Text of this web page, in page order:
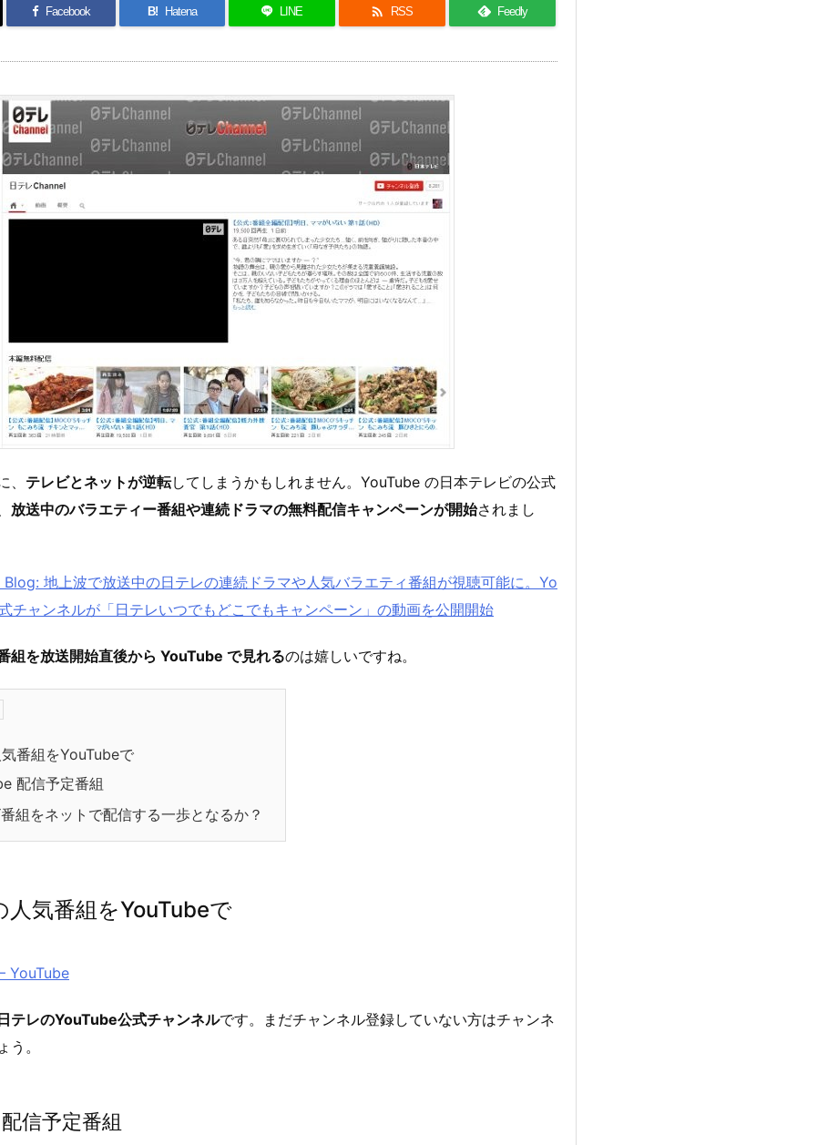
Facebook B! Hatena LINE  RSS Feedly
テレビとネットが逆転してしまうかもしれません。YouTube の日本テレビの公式
放送中のバラエティー番組や連続ドラマの無料配信キャンペーンが開始されまし
地上波で放送中の日テレの連続ドラマや人気バラエティ番組が視聴可能に。Yo
チャンネルが「日テレいつでもどこでもキャンペーン」の動画を公開開始
組を放送開始直後から YouTube で見れるのは嬉しいですね。
番組をYouTubeで
配信予定番組
組をネットで配信する一歩となるか？
人気番組をYouTubeで
YouTube
テレのYouTube公式チャンネルです。まだチャンネル登録していない方はチャンネ
う。
信予定番組